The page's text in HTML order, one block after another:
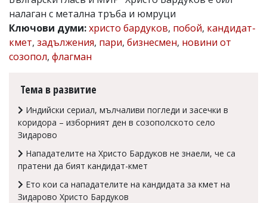
Коментарите
под
статиите
се
въвеждат
носи
отговорност
тях!
Ако
откриете
обиден
налаган с метална тръба и юмруци
Ключови думи:христо бардуков, побой, кандидат-
кмет, задължения, пари, бизнесмен, новини от
созопол, флагман
Тема в развитие
Индийски сериал, мълчаливи погледи и засечки в
коридора – изборният ден в созополското село
Зидарово
Нападателите на Христо Бардуков не знаели, че са
пратени да бият кандидат-кмет
Ето кои са нападателите на кандидата за кмет на
Зидарово Христо Бардуков